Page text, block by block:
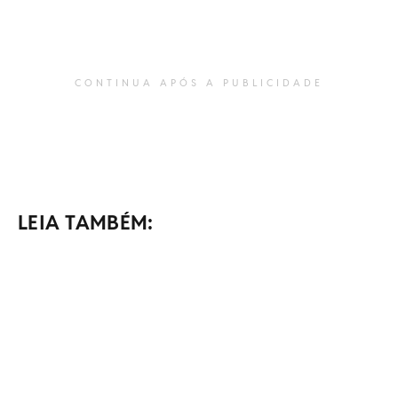
CONTINUA APÓS A PUBLICIDADE
LEIA TAMBÉM: